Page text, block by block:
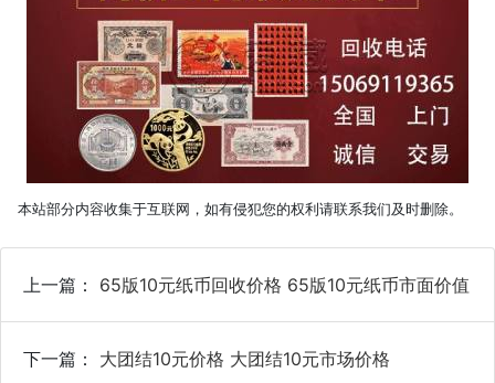
本站部分内容收集于互联网，如有侵犯您的权利请联系我们及时删除。
上一篇： 65版10元纸币回收价格 65版10元纸币市面价值
下一篇： 大团结10元价格 大团结10元市场价格